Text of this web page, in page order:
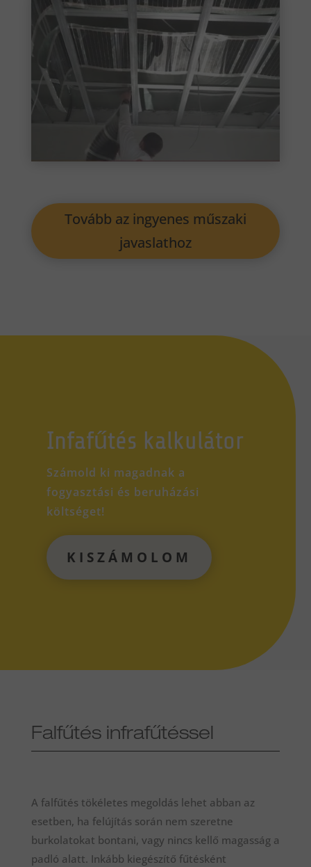
Tovább az ingyenes műszaki
javaslathoz
Infafűtés kalkulátor
Számold ki magadnak a
fogyasztási és beruházási
költséget!
KISZÁMOLOM
Falfűtés infrafűtéssel
A falfűtés tökéletes megoldás lehet abban az
esetben, ha felújítás során nem szeretne
burkolatokat bontani, vagy nincs kellő magasság a
padló alatt. Inkább kiegészítő fűtésként